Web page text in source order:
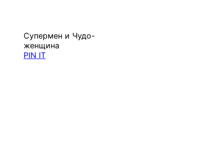
Супермен и Чудо-
женщина
PIN IT